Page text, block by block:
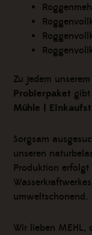
Zu jedem unserem
Probierpaket gibt
Mühle |
Sorgsam
unseren
Produktion
umweltschonend.
Wir lieben MEHL,